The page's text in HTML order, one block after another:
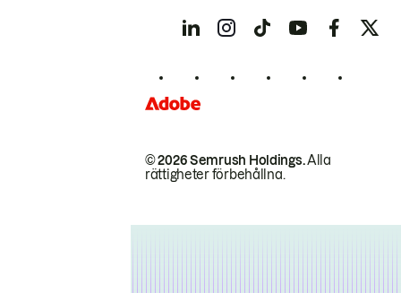
© 2026 Semrush Holdings.Alla
rättigheter förbehållna.